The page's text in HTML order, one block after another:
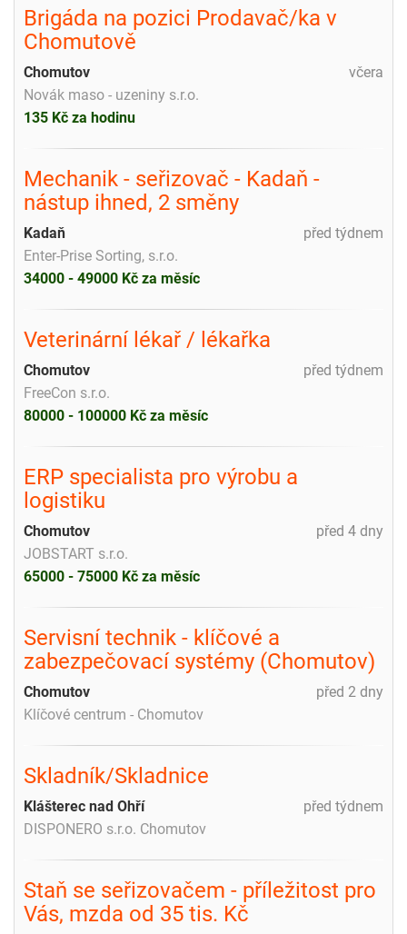
Brigáda na pozici Prodavač/ka v
Chomutově
včera
Chomutov
Novák maso - uzeniny s.r.o.
135 Kč za hodinu
Mechanik - seřizovač - Kadaň -
nástup ihned, 2 směny
před týdnem
Kadaň
Enter-Prise Sorting, s.r.o.
34000 - 49000 Kč za měsíc
Veterinární lékař / lékařka
před týdnem
Chomutov
FreeCon s.r.o.
80000 - 100000 Kč za měsíc
ERP specialista pro výrobu a
logistiku
před 4 dny
Chomutov
JOBSTART s.r.o.
65000 - 75000 Kč za měsíc
Servisní technik - klíčové a
zabezpečovací systémy (Chomutov)
před 2 dny
Chomutov
Klíčové centrum - Chomutov
Skladník/Skladnice
před týdnem
Klášterec nad Ohří
DISPONERO s.r.o. Chomutov
Staň se seřizovačem - příležitost pro
Vás, mzda od 35 tis. Kč